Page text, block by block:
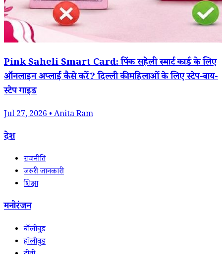
Pink Saheli Smart Card: पिंक सहेली स्मार्ट कार्ड के लिए
ऑनलाइन अप्लाई कैसे करें? दिल्ली की महिलाओं के लिए स्टेप-बाय-
स्टेप गाइड
Jul 27, 2026 • Anita Ram
देश
राजनीति
जरुरी जानकारी
शिक्षा
मनोरंजन
बॉलीवुड
हॉलीवुड